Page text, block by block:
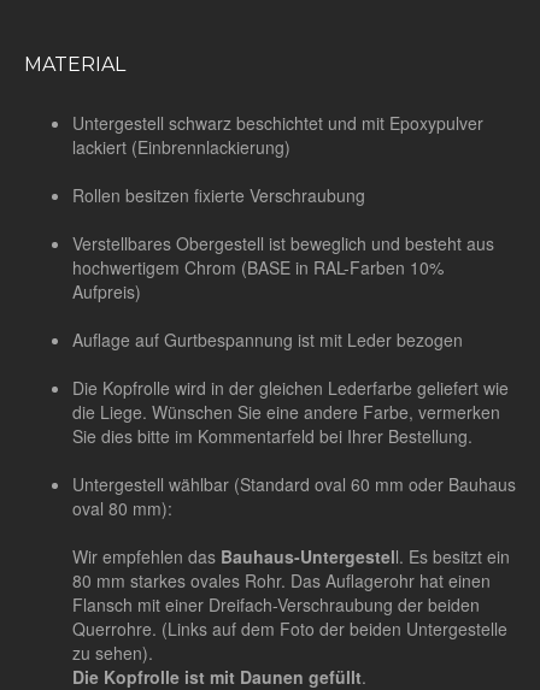
MATERIAL
Untergestell schwarz beschichtet und mit Epoxypulver
lackiert (Einbrennlackierung)
Rollen besitzen fixierte Verschraubung
Verstellbares Obergestell ist beweglich und besteht aus
hochwertigem Chrom (BASE in RAL-Farben 10%
Aufpreis)
Auflage auf Gurtbespannung ist mit Leder bezogen
Die Kopfrolle wird in der gleichen Lederfarbe geliefert wie
die Liege. Wünschen Sie eine andere Farbe, vermerken
Sie dies bitte im Kommentarfeld bei Ihrer Bestellung.
Untergestell wählbar (Standard oval 60 mm oder Bauhaus
oval 80 mm):
Wir empfehlen das Bauhaus-Untergestell. Es besitzt ein
80 mm starkes ovales Rohr. Das Auflagerohr hat einen
Flansch mit einer Dreifach-Verschraubung der beiden
Querrohre. (Links auf dem Foto der beiden Untergestelle
zu sehen).
Die Kopfrolle ist mit Daunen gefüllt.